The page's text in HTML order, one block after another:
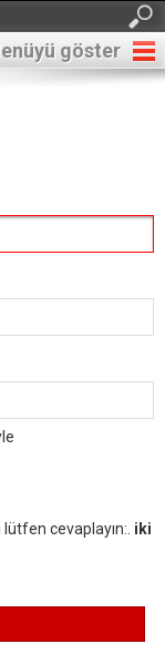
göster
cevaplayın:. iki